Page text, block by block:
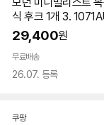
식 후크 1개 3.
29,400원
무료배송
26.07. 등록
쿠팡